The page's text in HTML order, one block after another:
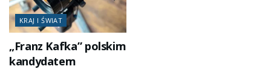
KRAJ I ŚWIAT
„Franz Kafka” polskim
kandydatem